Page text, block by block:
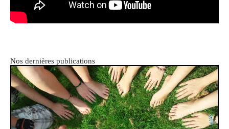
Nos dernières publications